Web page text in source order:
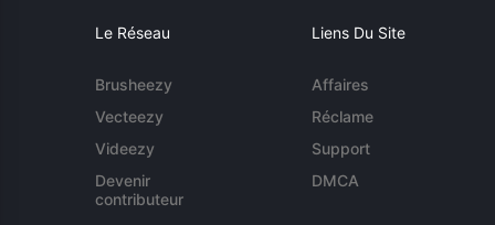
Le Réseau
Brusheezy
Vecteezy
Videezy
Devenir
contributeur
Liens Du Site
Affaires
Réclame
Support
DMCA